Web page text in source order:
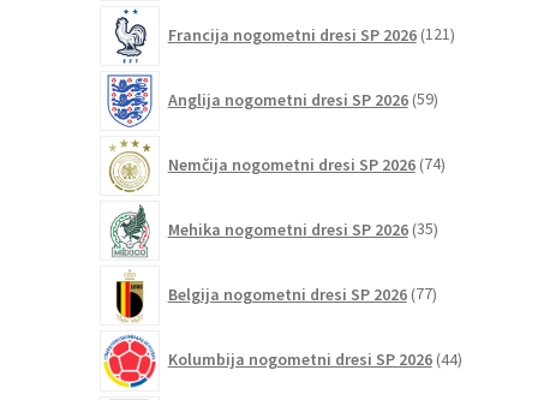
Francija nogometni dresi SP 2026 121izdelkov
Anglija nogometni dresi SP 2026 59izdelkov
Nemčija nogometni dresi SP 2026 74izdelkov
Mehika nogometni dresi SP 2026 35izdelkov
Belgija nogometni dresi SP 2026 77izdelkov
Kolumbija nogometni dresi SP 2026 44izdelkov